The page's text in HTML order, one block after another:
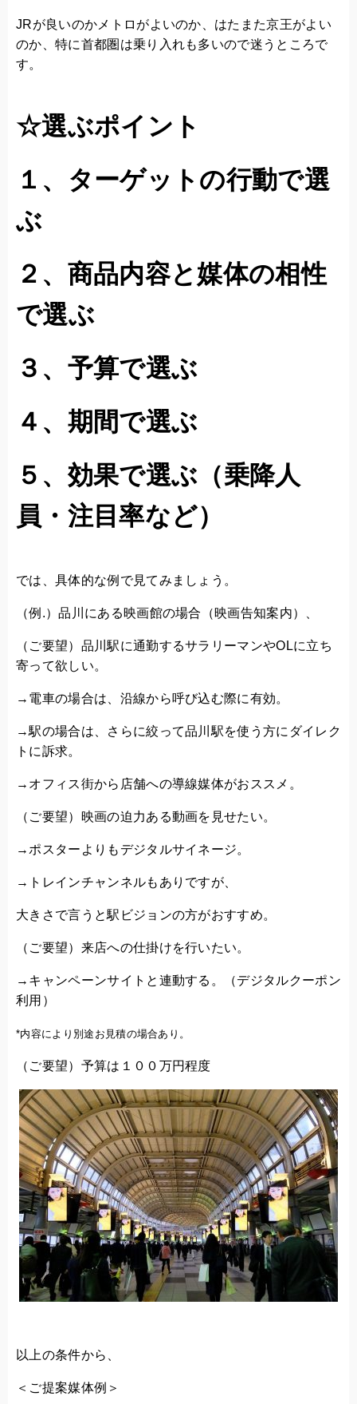
JRが良いのかメトロがよいのか、はたまた京王がよい
のか、特に首都圏は乗り入れも多いので迷うところで
す。
☆選ぶポイント
１、ターゲットの行動で選
ぶ
２、商品内容と媒体の相性
で選ぶ
３、予算で選ぶ
４、期間で選ぶ
５、効果で選ぶ（乗降人
員・注目率など）
では、具体的な例で見てみましょう。
（例.）品川にある映画館の場合（映画告知案内）、
（ご要望）品川駅に通勤するサラリーマンやOLに立ち
寄って欲しい。
→電車の場合は、沿線から呼び込む際に有効。
→駅の場合は、さらに絞って品川駅を使う方にダイレク
トに訴求。
→オフィス街から店舗への導線媒体がおススメ。
（ご要望）映画の迫力ある動画を見せたい。
→ポスターよりもデジタルサイネージ。
→トレインチャンネルもありですが、
大きさで言うと駅ビジョンの方がおすすめ。
（ご要望）来店への仕掛けを行いたい。
→キャンペーンサイトと連動する。（デジタルクーポン
利用）
*内容により別途お見積の場合あり。
（ご要望）予算は１００万円程度
以上の条件から、
＜ご提案媒体例＞